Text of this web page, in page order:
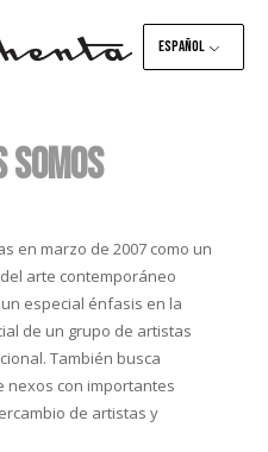
Español
SOMOS
en marzo de 2007 como un
arte contemporáneo
especial énfasis en la
de un grupo de artistas
También busca
nexos con importantes
de artistas y